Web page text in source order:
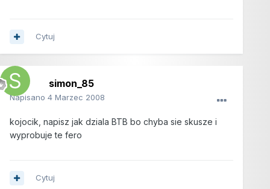
Cytuj
simon_85
Napisano 4 Marzec 2008
kojocik, napisz jak dziala BTB bo chyba sie skusze i
wyprobuje te fero
Cytuj